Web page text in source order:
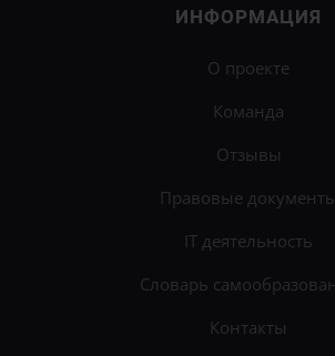
ИНФОРМАЦИЯ
О проекте
Команда
Отзывы
Правовые документы
IT деятельность
Словарь
Контакты